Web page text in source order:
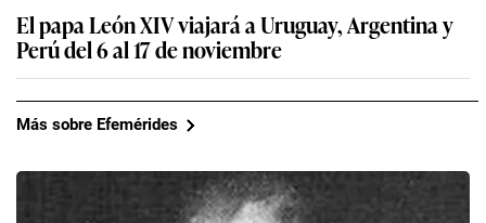
El papa León XIV viajará a Uruguay, Argentina y
Perú del 6 al 17 de noviembre
Más sobre Efemérides